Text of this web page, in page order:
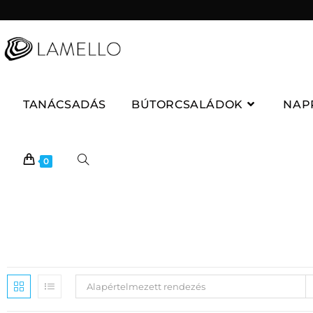
TANÁCSADÁS BÚTORCSALÁDOK
0
Alapértelmezett rendezés